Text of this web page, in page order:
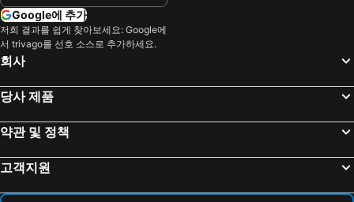
Google에 추가
저희 결과를 쉽게 찾아보세요: Google에
서 trivago를 선호 소스로 추가하세요.
회사
당사 제품
약관 및 정책
고객지원